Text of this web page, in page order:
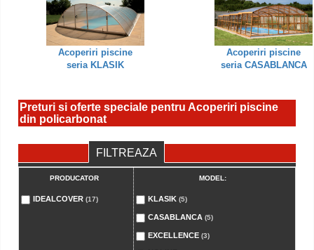
Acoperiri piscine
seria KLASIK
Acoperiri piscine
seria CASABLANCA
Preturi si oferte speciale pentru Acoperiri piscine
din policarbonat
FILTREAZA
PRODUCATOR
IDEALCOVER (17)
MODEL:
KLASIK (5)
CASABLANCA (5)
EXCELLENCE (3)